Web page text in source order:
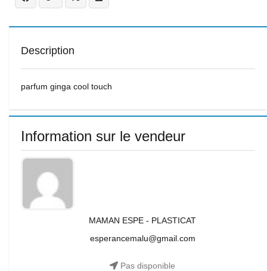
Description
parfum ginga cool touch
Information sur le vendeur
MAMAN ESPE - PLASTICAT
esperancemalu@gmail.com
Pas disponible